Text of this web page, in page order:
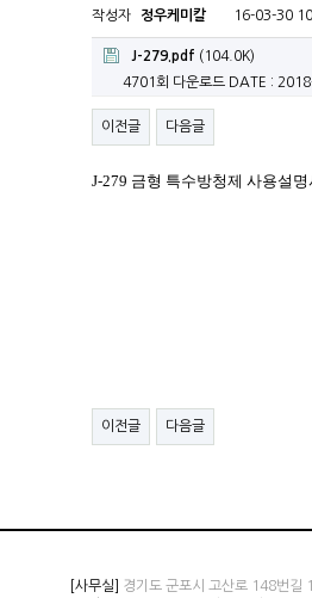
작성자 정우케미칼 16-03-30
J-279.pdf (104.0K)
4701회 다운로드 DATE :
이전글 다음글
J-279 금형 특수방청제 사용설명
이전글 다음글
[사무실] 경기도 군포시 고산로 148번